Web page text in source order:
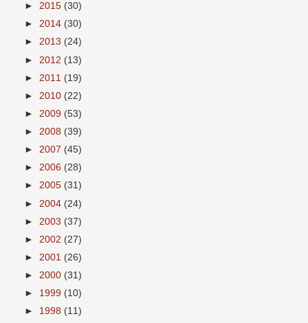
► 2015 (30)
► 2014 (30)
► 2013 (24)
► 2012 (13)
► 2011 (19)
► 2010 (22)
► 2009 (53)
► 2008 (39)
► 2007 (45)
► 2006 (28)
► 2005 (31)
► 2004 (24)
► 2003 (37)
► 2002 (27)
► 2001 (26)
► 2000 (31)
► 1999 (10)
► 1998 (11)